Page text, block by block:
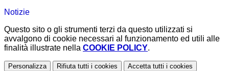
Notizie
Questo sito o gli strumenti terzi da questo utilizzati si
avvalgono di cookie necessari al funzionamento ed utili alle
finalità illustrate nella COOKIE POLICY.
Personalizza Rifiuta tutti i cookies Accetta tutti i cookies